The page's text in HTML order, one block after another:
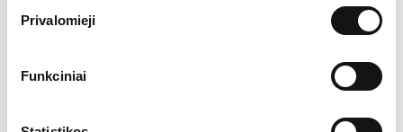
pasirinkimas
Privalomieji
Funkciniai
juridinį asmenį dalyvauti ir balsuoti jo vardu
pačias teises, kokias turėtų jo atstovaujamas
akcininkas, nebent įgaliotiniui išduotas įgaliojimas
ar įstatymai nurodytų siauresnes įgaliotinio teises.